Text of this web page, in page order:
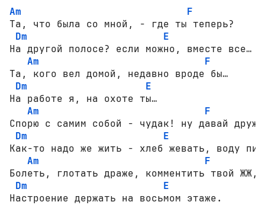
Am
F
Та, что была со мной, - где ты теперь?
Dm
E
На другой полосе? если можно, вместе все…
Am
F
Та, кого вел домой, недавно вроде бы…
Dm
E
На работе я, на охоте ты…
Am
F
Спорю с самим собой - чудак! ну давай
Dm
E
Как-то надо же жить - хлеб жевать, воду
Am
F
Болеть, глотать драже, комментить твой ЖЖ,
Dm
E
Настроение держать на восьмом этаже.